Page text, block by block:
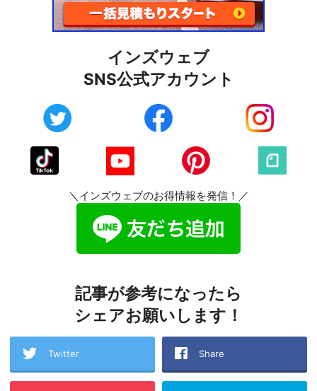
インズウェブ
SNS公式アカウント
＼インズウェブのお得情報を発信！／
記事が参考になったら
シェアお願いします！
Twitter Share